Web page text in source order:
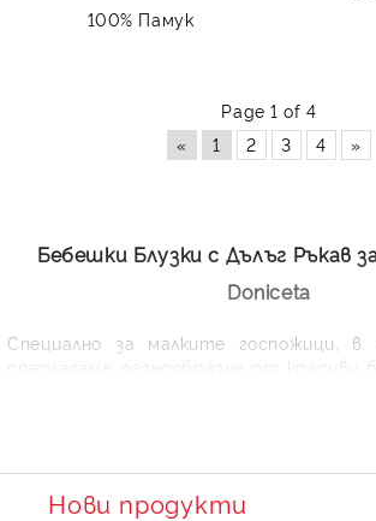
100% Памук
Page 1 of 4
«
1 2 3 4 »
Бебешки Блузки с Дълъг Ръкав
Doniceta
Специално за малките госпожици, в
предлагаме разнообразие от красиви
дълъг ръкав за момиче. Моделите
Нови продукти